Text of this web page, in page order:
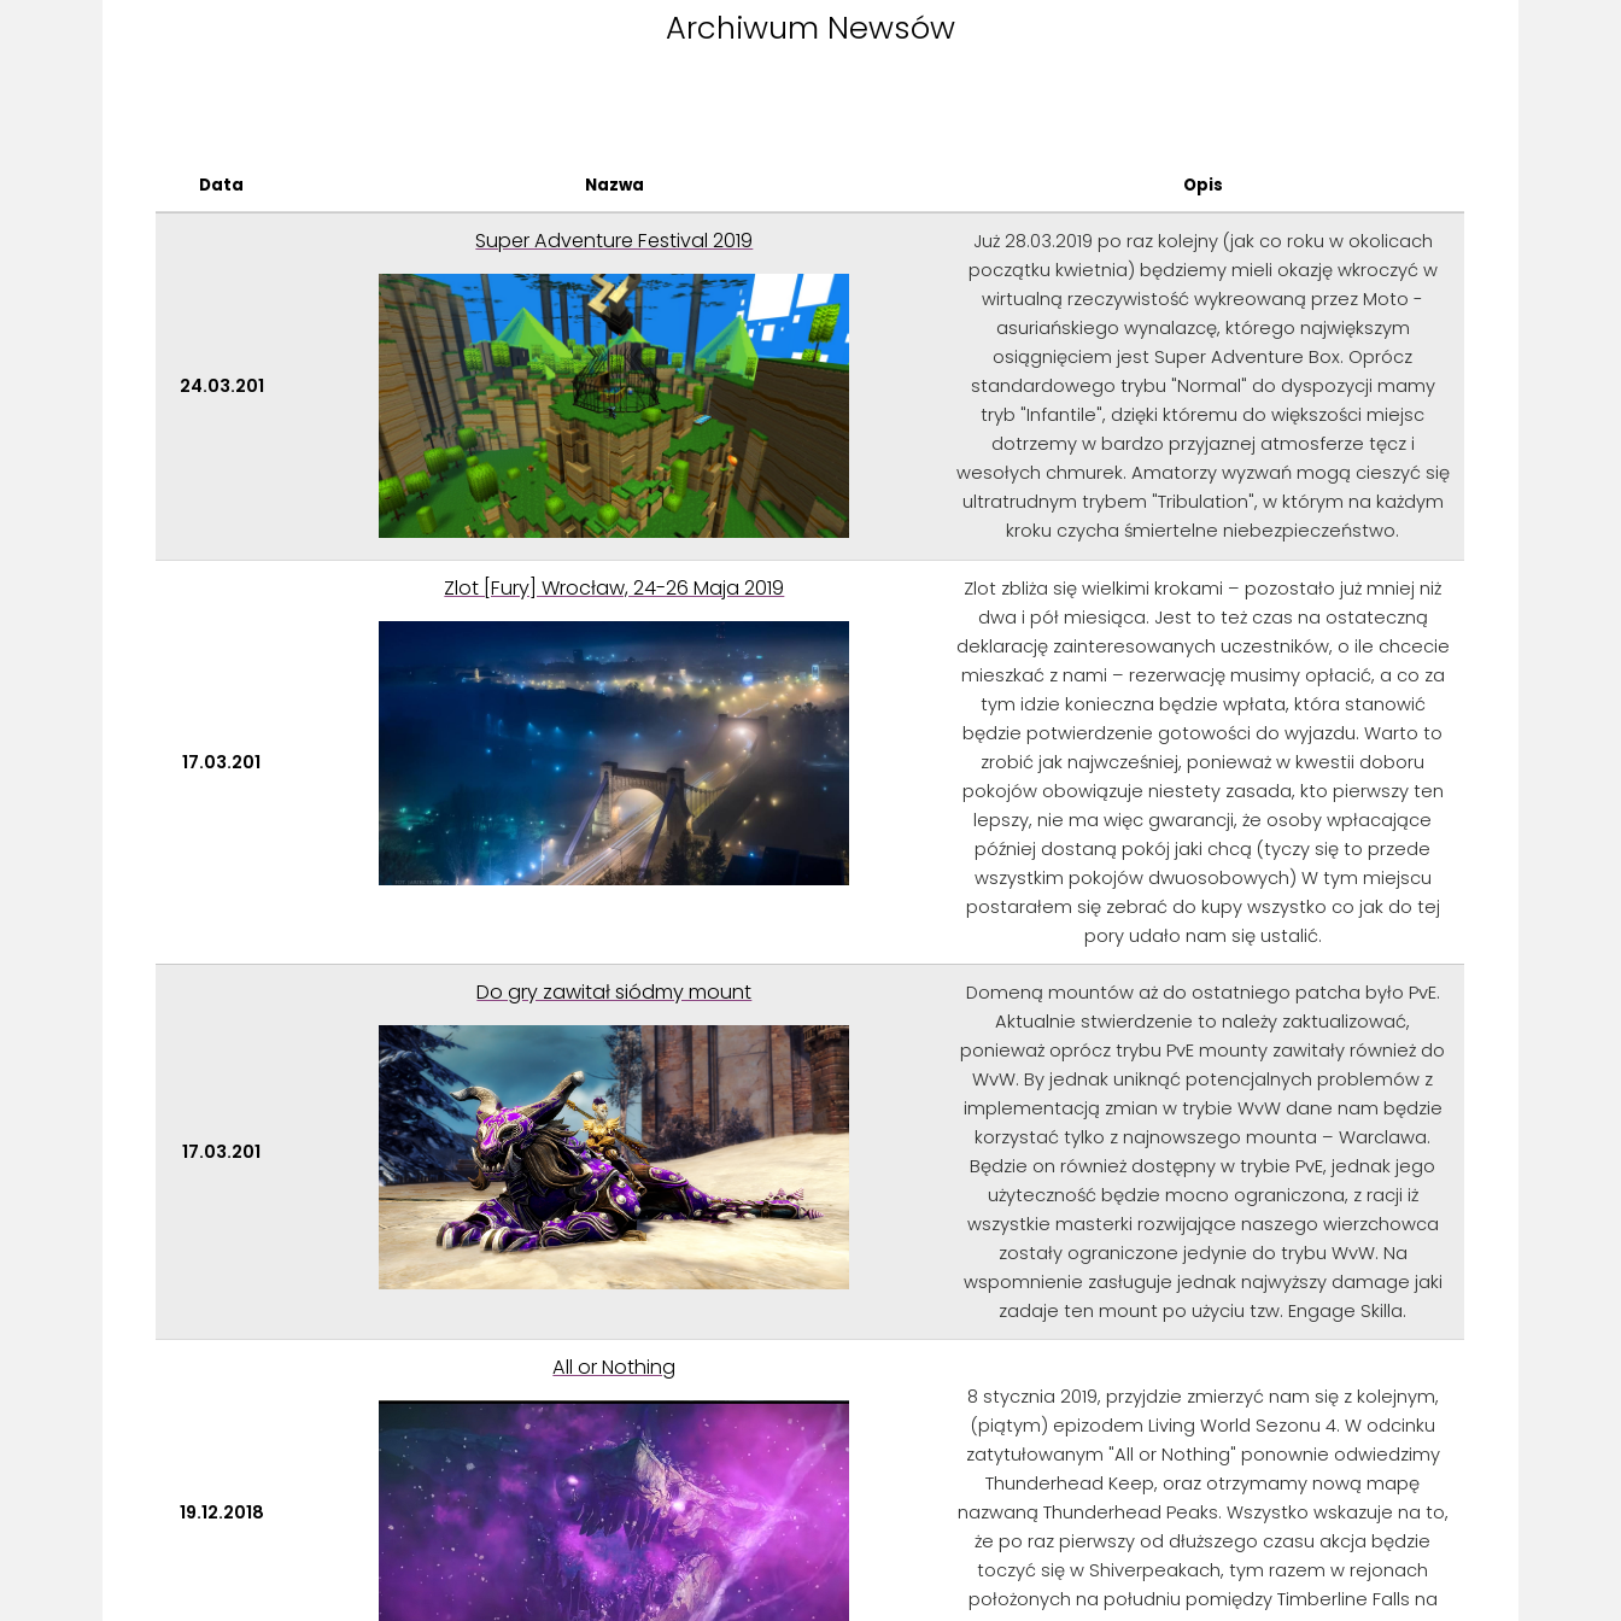
Archiwum Newsów
Data Nazwa Opis
24.03.201
Super Adventure Festival 2019
Już 28.03.2019 po raz kolejny (jak co roku w okolicach
początku kwietnia) będziemy mieli okazję wkroczyć w
wirtualną rzeczywistość wykreowaną przez Moto -
asuriańskiego wynalazcę, którego największym
osiągnięciem jest Super Adventure Box. Oprócz
standardowego trybu "Normal" do dyspozycji mamy
tryb "Infantile", dzięki któremu do większości miejsc
dotrzemy w bardzo przyjaznej atmosferze tęcz i
wesołych chmurek. Amatorzy wyzwań mogą cieszyć się
ultratrudnym trybem "Tribulation", w którym na każdym
kroku czycha śmiertelne niebezpieczeństwo.
17.03.201
Zlot [Fury] Wrocław, 24-26 Maja 2019
Zlot zbliża się wielkimi krokami – pozostało już mniej niż
dwa i pół miesiąca. Jest to też czas na ostateczną
deklarację zainteresowanych uczestników, o ile chcecie
mieszkać z nami – rezerwację musimy opłacić, a co za
tym idzie konieczna będzie wpłata, która stanowić
będzie potwierdzenie gotowości do wyjazdu. Warto to
zrobić jak najwcześniej, ponieważ w kwestii doboru
pokojów obowiązuje niestety zasada, kto pierwszy ten
lepszy, nie ma więc gwarancji, że osoby wpłacające
później dostaną pokój jaki chcą (tyczy się to przede
wszystkim pokojów dwuosobowych) W tym miejscu
postarałem się zebrać do kupy wszystko co jak do tej
pory udało nam się ustalić.
17.03.201
Do gry zawitał siódmy mount
Domeną mountów aż do ostatniego patcha było PvE.
Aktualnie stwierdzenie to należy zaktualizować,
ponieważ oprócz trybu PvE mounty zawitały również do
WvW. By jednak uniknąć potencjalnych problemów z
implementacją zmian w trybie WvW dane nam będzie
korzystać tylko z najnowszego mounta – Warclawa.
Będzie on również dostępny w trybie PvE, jednak jego
użyteczność będzie mocno ograniczona, z racji iż
wszystkie masterki rozwijające naszego wierzchowca
zostały ograniczone jedynie do trybu WvW. Na
wspomnienie zasługuje jednak najwyższy damage jaki
zadaje ten mount po użyciu tzw. Engage Skilla.
19.12.2018
All or Nothing
8 stycznia 2019, przyjdzie zmierzyć nam się z kolejnym,
(piątym) epizodem Living World Sezonu 4. W odcinku
zatytułowanym "All or Nothing" ponownie odwiedzimy
Thunderhead Keep, oraz otrzymamy nową mapę
nazwaną Thunderhead Peaks. Wszystko wskazuje na to,
że po raz pierwszy od dłuższego czasu akcja będzie
toczyć się w Shiverpeakach, tym razem w rejonach
położonych na południu pomiędzy Timberline Falls na